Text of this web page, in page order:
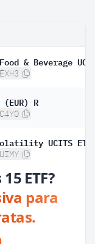
EXH3
R
C4Y0
UIMY
ETF?
para